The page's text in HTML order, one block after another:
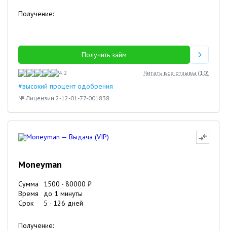
Получение:
Получить займ
4.2 Читать все отзывы (10)
#высокий процент одобрения
№ Лицензии 2-12-01-77-001838
Moneyman
Сумма 1500 - 80000 ₽
Время
до 1 минуты
Срок
5 - 126 дней
Получение: